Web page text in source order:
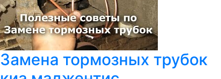
Замена тормозных трубок